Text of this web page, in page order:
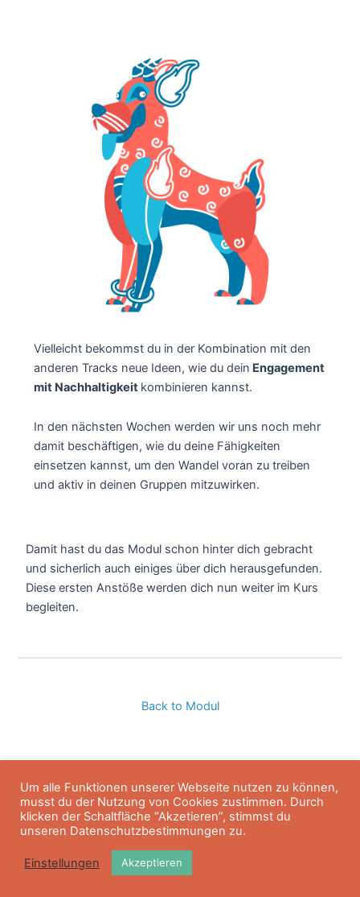
Vielleicht bekommst du in der Kombination mit den
anderen Tracks neue Ideen, wie du dein Engagement
mit Nachhaltigkeit kombinieren kannst.
In den nächsten Wochen werden wir uns noch mehr
damit beschäftigen, wie du deine Fähigkeiten
einsetzen kannst, um den Wandel voran zu treiben
und aktiv in deinen Gruppen mitzuwirken.
Damit hast du das Modul schon hinter dich gebracht
und sicherlich auch einiges über dich herausgefunden.
Diese ersten Anstöße werden dich nun weiter im Kurs
begleiten.
Previous Thema
Back to Modul
Um alle Funktionen unserer Webseite nutzen zu können,
musst du der Nutzung von Cookies zustimmen. Durch
klicken der Schaltfläche “Akzetieren”, stimmst du
unseren Datenschutzbestimmungen zu.
Einstellungen Akzeptieren